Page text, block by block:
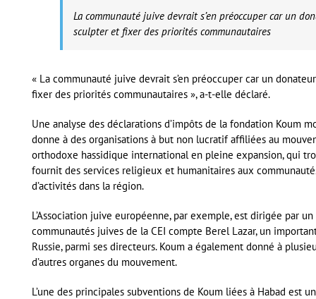
La communauté juive devrait s’en préoccuper car un
sculpter et fixer des priorités communautaires
« La communauté juive devrait s’en préoccuper car un
fixer des priorités communautaires », a-t-elle déclaré.
Une analyse des déclarations d’impôts de la fondation Koum
donne à des organisations à but non lucratif affiliées au
orthodoxe hassidique international en pleine expansion, qui
fournit des services religieux et humanitaires aux
d’activités dans la région.
L’Association juive européenne, par exemple, est dirigée par
communautés juives de la CEI compte Berel Lazar, un
Russie, parmi ses directeurs. Koum a également donné à
d’autres organes du mouvement.
L’une des principales subventions de Koum liées à Habad est